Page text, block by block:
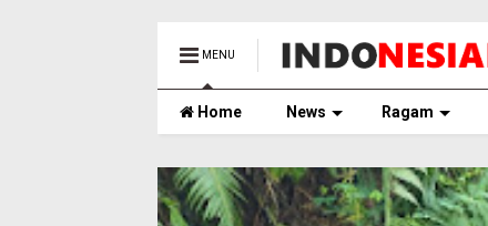
MENU
Home News Ragam